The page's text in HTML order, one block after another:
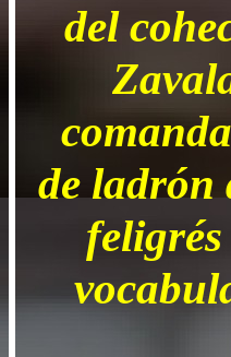
del
de ladrón